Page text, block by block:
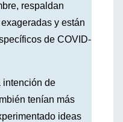
respaldan
y están
de COVID-
intención de
tenían más
ideas